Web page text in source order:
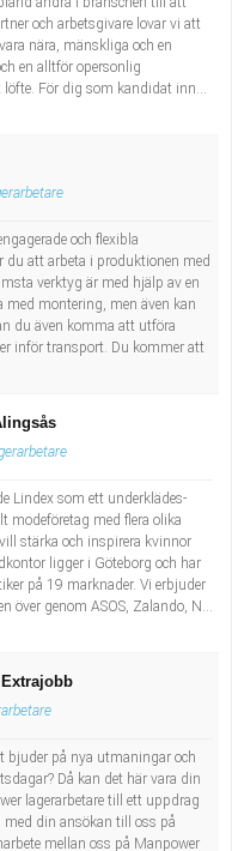
och arbetsgivare lovar vi att
nära, mänskliga och en
en alltför opersonlig
För dig som kandidat inn...
och flexibla
att arbeta i produktionen med
verktyg är med hjälp av en
montering, men även kan
du även komma att utföra
inför transport. Du kommer att
Lindex som ett underklädes­
modeföretag med flera olika
stärka och inspirera kvinnor
ligger i Göteborg och har
på 19 marknader. Vi erbjuder
över genom ASOS, Zalando, N...
bjuder på nya utmaningar och
Då kan det här vara din
lagerarbetare till ett uppdrag
med din ansökan till oss på
mellan oss på Manpower